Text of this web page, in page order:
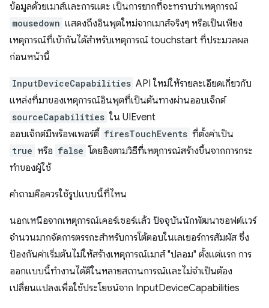
ข้อมูลด้วยเมาส์และการแตะ เป็นการยากที่จะทราบว่าเหตุการณ์
mousedown แสดงถึงอินพุตใหม่จากเมาส์จริงๆ หรือเป็นเพียง
เหตุการณ์ที่เข้ากันได้สําหรับเหตุการณ์ touchstart ที่ประมวลผล
ก่อนหน้านี้
InputDeviceCapabilities API ใหม่ให้รายละเอียดเกี่ยวกับ
แหล่งที่มาของเหตุการณ์อินพุตที่เป็นต้นทางผ่านออบเจ็กต์
sourceCapabilities ใน UIEvent
ออบเจ็กต์มีพร็อพเพอร์ตี้ firesTouchEvents ที่ตั้งค่าเป็น
true หรือ false โดยอิงตามวิธีที่เหตุการณ์สร้างขึ้นจากการกระ
ทำของผู้ใช้
คำถามคือควรใช้รูปแบบนี้ที่ไหน
นอกเหนือจากเหตุการณ์เคอร์เซอร์แล้ว ปัจจุบันนักพัฒนาซอฟต์แวร์
จํานวนมากจัดการตรรกะสําหรับการโต้ตอบในเลเยอร์การสัมผัส ซึ่ง
ป้องกันค่าเริ่มต้นไม่ให้สร้างเหตุการณ์เมาส์ "ปลอม" ตั้งแต่แรก การ
ออกแบบนี้ทํางานได้ดีในหลายสถานการณ์และไม่จำเป็นต้อง
เปลี่ยนแปลงเพื่อใช้ประโยชน์จาก InputDeviceCapabilities